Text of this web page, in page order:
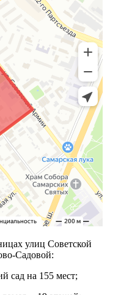
улиц Советской
Садовой:
сад на 155 мест;